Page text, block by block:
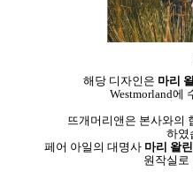
해당 디자인은 마리
Westmorland에
뜨개머리앤은 본사와의
하였
페어 아일의 대명사 마리 왈
원작실로